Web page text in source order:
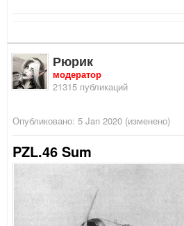
Рюрик
модератор
21315 публикаций
Опубликовано: 5 Jan 2020 (изменено)
PZL.46 Sum